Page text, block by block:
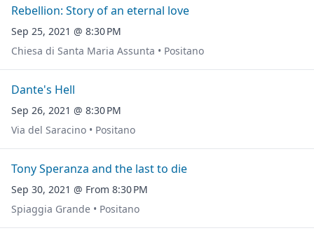
Rebellion: Story of an eternal love
Sep 25, 2021 @ 8:30 PM
Chiesa di Santa Maria Assunta • Positano
Dante's Hell
Sep 26, 2021 @ 8:30 PM
Via del Saracino • Positano
Tony Speranza and the last to die
Sep 30, 2021 @ From 8:30 PM
Spiaggia Grande • Positano